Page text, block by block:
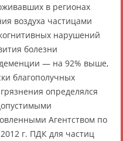
в регионах
воздуха частицами
нарушений
болезни
— на 92% выше,
благополучных
определялся
Агентством по
г. ПДК для частиц